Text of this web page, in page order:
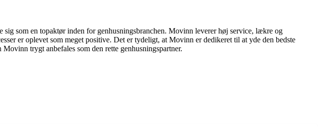
som en topaktør inden for genhusningsbranchen. Movinn leverer høj service, lækre og
er oplevet som meget positive. Det er tydeligt, at Movinn er dedikeret til at yde den bedste
trygt anbefales som den rette genhusningspartner.